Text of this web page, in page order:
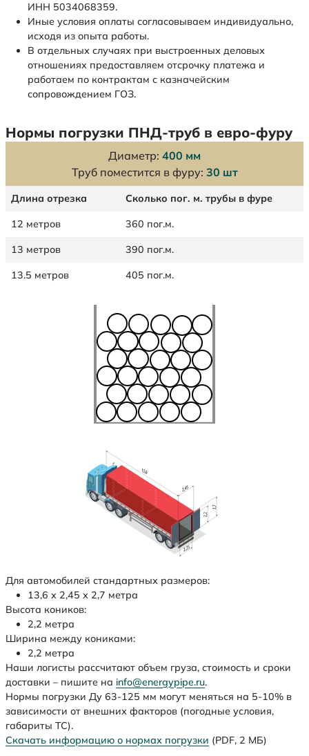
ИНН 5034068359.
Иные условия оплаты согласовываем индивидуально,
исходя из опыта работы.
В отдельных случаях при выстроенных деловых
отношениях предоставляем отсрочку платежа и
работаем по контрактам с казначейским
сопровождением ГОЗ.
Нормы погрузки ПНД-труб в евро-фуру
Диаметр: 400 мм
Труб поместится в фуру: 30 шт
Длина отрезка Сколько пог. м. трубы в фуре
12 метров 360 пог.м.
13 метров 390 пог.м.
13.5 метров 405 пог.м.
Для автомобилей стандартных размеров:
13,6 х 2,45 х 2,7 метра
Высота коников:
2,2 метра
Ширина между кониками:
2,2 метра
Наши логисты рассчитают объем груза, стоимость и сроки
доставки – пишите на info@energypipe.ru.
Нормы погрузки Ду 63-125 мм могут меняться на 5-10% в
зависимости от внешних факторов (погодные условия,
габариты ТС).
Скачать информацию о нормах погрузки (PDF, 2 МБ)